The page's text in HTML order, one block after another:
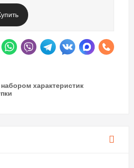
характеристик